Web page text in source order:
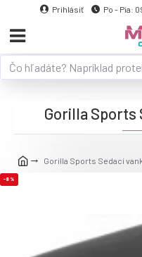
Prihlásiť Po - Pia:
Gorilla Sports Sedací
Gorilla Sports
-8 %